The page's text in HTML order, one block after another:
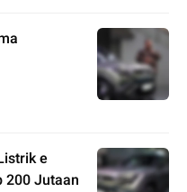
e
200 Jutaan